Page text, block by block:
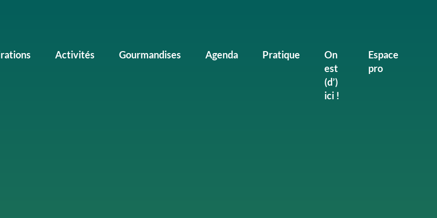
Activités Gourmandises Agenda Pratique
On
est
(d’)
ici !
Espace
pro